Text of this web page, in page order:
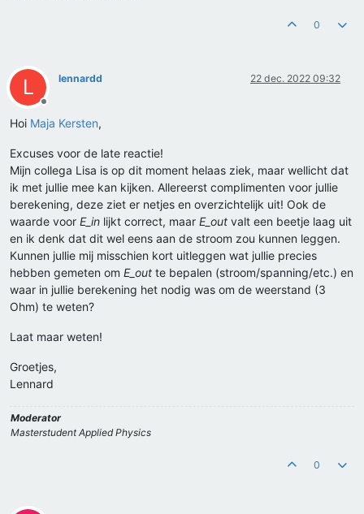
0
L
Offline
lennardd 22 dec. 2022 09:32
Hoi Maja Kersten,
Excuses voor de late reactie!
Mijn collega Lisa is op dit moment helaas ziek, maar wellicht dat
ik met jullie mee kan kijken. Allereerst complimenten voor jullie
berekening, deze ziet er netjes en overzichtelijk uit! Ook de
waarde voor E_in lijkt correct, maar E_out valt een beetje laag uit
en ik denk dat dit wel eens aan de stroom zou kunnen leggen.
Kunnen jullie mij misschien kort uitleggen wat jullie precies
hebben gemeten om E_out te bepalen (stroom/spanning/etc.) en
waar in jullie berekening het nodig was om de weerstand (3
Ohm) te weten?
Laat maar weten!
Groetjes,
Lennard
Moderator
Masterstudent Applied Physics
0